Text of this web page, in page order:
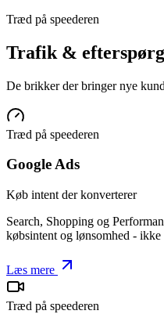
Træd på speederen
Trafik &
De brikker der bringer nye
Træd på speederen
Google Ads
Køb intent der konverterer
Search, Shopping og
købsintent og lønsomhed -
Læs mere
Træd på speederen